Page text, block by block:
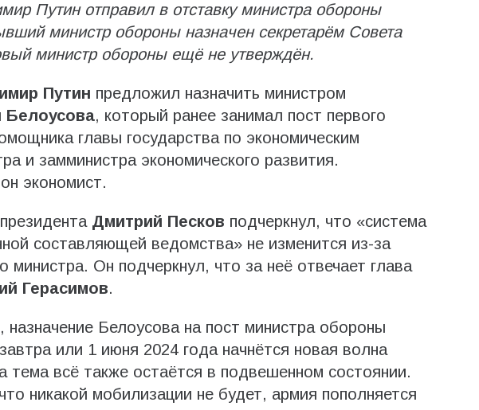
Путин отправил в отставку министра обороны
министр обороны назначен секретарём Совета
министр обороны ещё не утверждён.
Путин предложил назначить министром
Белоусова, который ранее занимал пост первого
главы государства по экономическим
и замминистра экономического развития.
экономист.
Дмитрий Песков подчеркнул, что «система
составляющей ведомства» не изменится из-за
министра. Он подчеркнул, что за неё отвечает глава
Герасимов.
назначение Белоусова на пост министра обороны
или 1 июня 2024 года начнётся новая волна
тема всё также остаётся в подвешенном состоянии.
никакой мобилизации не будет, армия пополняется